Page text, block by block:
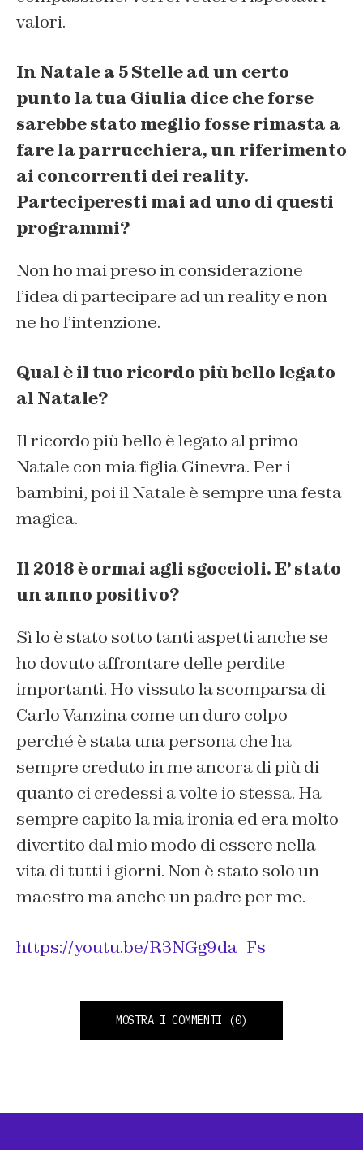
valori.
In Natale a 5 Stelle ad un certo
punto la tua Giulia dice che forse
sarebbe stato meglio fosse rimasta a
fare la parrucchiera, un riferimento
ai concorrenti dei reality.
Parteciperesti mai ad uno di questi
programmi?
Non ho mai preso in considerazione
l’idea di partecipare ad un reality e non
ne ho l’intenzione.
Qual è il tuo ricordo più bello legato
al Natale?
Il ricordo più bello è legato al primo
Natale con mia figlia Ginevra. Per i
bambini, poi il Natale è sempre una festa
magica.
Il 2018 è ormai agli sgoccioli. E’ stato
un anno positivo?
Sì lo è stato sotto tanti aspetti anche se
ho dovuto affrontare delleperdite
importanti. Ho vissuto la scomparsa di
Carlo Vanzina come un duro colpo
perché è stata una persona che ha
sempre creduto in me ancora di più di
quanto ci credessia volteio stessa. Ha
sempre capito la mia ironiaed era molto
divertito dal mio modo di essere nella
vita di tutti i giorni. Non è stato solo un
maestro ma anche un padre per me.
https://youtu.be/R3NGg9da_Fs
MOSTRA I COMMENTI (0)